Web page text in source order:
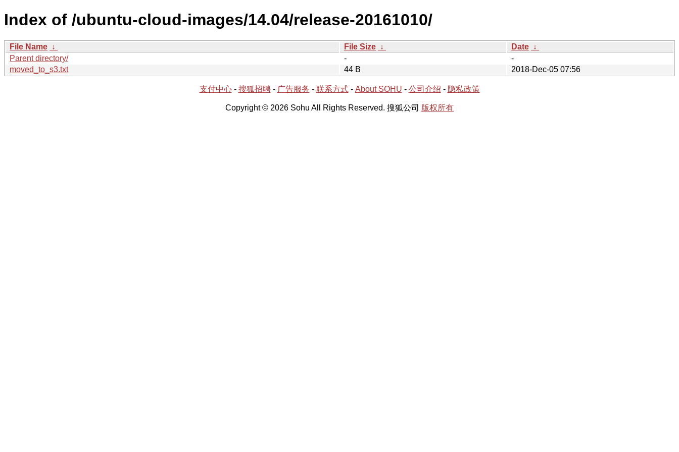
Index of /ubuntu-cloud-images/14.04/release-20161010/
File Name ↓ File Size ↓ Date ↓
Parent directory/
-
-
moved_to_s3.txt
44 B 2018-Dec-05 07:56
支付中心- 搜狐招聘- 广告服务 - 联系方式- About SOHU - 公司介绍 - 隐私政策
Copyright © 2026 Sohu All Rights Reserved. 搜狐公司 版权所有